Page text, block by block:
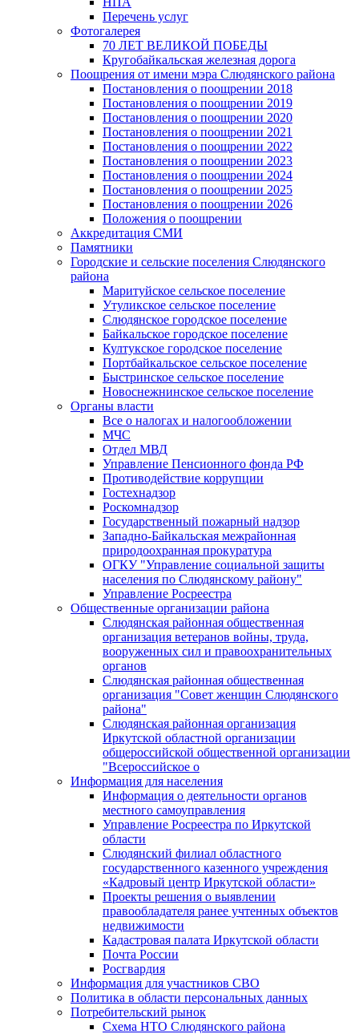
Перечень услуг
Фотогалерея
70 ЛЕТ ВЕЛИКОЙ ПОБЕДЫ
Кругобайкальская железная дорога
Поощрения от имени мэра Слюдянского района
Постановления о поощрении 2018
Постановления о поощрении 2019
Постановления о поощрении 2020
Постановления о поощрении 2021
Постановления о поощрении 2022
Постановления о поощрении 2023
Постановления о поощрении 2024
Постановления о поощрении 2025
Постановления о поощрении 2026
Положения о поощрении
Аккредитация СМИ
Памятники
Городские и сельские поселения Слюдянского
района
Маритуйское сельское поселение
Утуликское сельское поселение
Слюдянское городское поселение
Байкальское городское поселение
Култукское городское поселение
Портбайкальское сельское поселение
Быстринское сельское поселение
Новоснежнинское сельское поселение
Органы власти
Все о налогах и налогообложении
МЧС
Отдел МВД
Управление Пенсионного фонда РФ
Противодействие коррупции
Гостехнадзор
Роскомнадзор
Государственный пожарный надзор
Западно-Байкальская межрайонная
природоохранная прокуратура
ОГКУ "Управление социальной защиты
населения по Слюдянскому району"
Управление Росреестра
Общественные организации района
Слюдянская районная общественная
организация ветеранов войны, труда,
вооруженных сил и правоохранительных
органов
Слюдянская районная общественная
организация "Совет женщин Слюдянского
района"
Слюдянская районная организация
Иркутской областной организации
общероссийской общественной организации
"Всероссийское о
Информация для населения
Информация о деятельности органов
местного самоуправления
Управление Росреестра по Иркутской
области
Слюдянский филиал областного
государственного казенного учреждения
«Кадровый центр Иркутской области»
Проекты решения о выявлении
правообладателя ранее учтенных объектов
недвижимости
Кадастровая палата Иркутской области
Почта России
Росгвардия
Информация для участников СВО
Политика в области персональных данных
Потребительский рынок
Схема НТО Слюдянского района